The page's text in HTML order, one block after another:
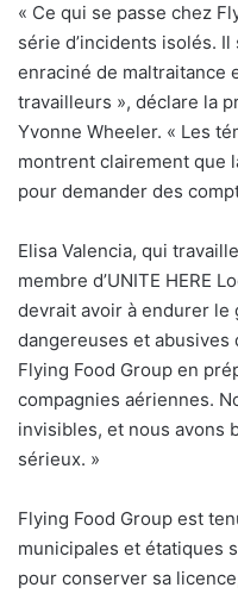
« Ce qui se passe chez
série d’incidents isolés. Il
enraciné de maltraitance
travailleurs », déclare la
Yvonne Wheeler. « Les
montrent clairement que
pour demander des
Elisa Valencia, qui
membre d’UNITE HERE
devrait avoir à endurer le
dangereuses et abusives
Flying Food Group en
compagnies aériennes.
invisibles, et nous avons
sérieux. »
Flying Food Group est
municipales et étatiques
pour conserver sa